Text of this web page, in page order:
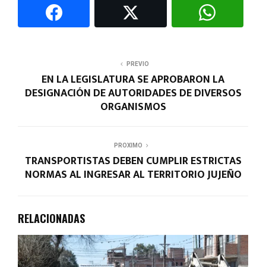
PREVIO
EN LA LEGISLATURA SE APROBARON LA
DESIGNACIÓN DE AUTORIDADES DE DIVERSOS
ORGANISMOS
PROXIMO
TRANSPORTISTAS DEBEN CUMPLIR ESTRICTAS
NORMAS AL INGRESAR AL TERRITORIO JUJEÑO
RELACIONADAS